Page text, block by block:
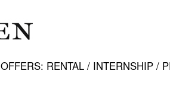
OFFERS: RENTAL / INTERNSHIP /